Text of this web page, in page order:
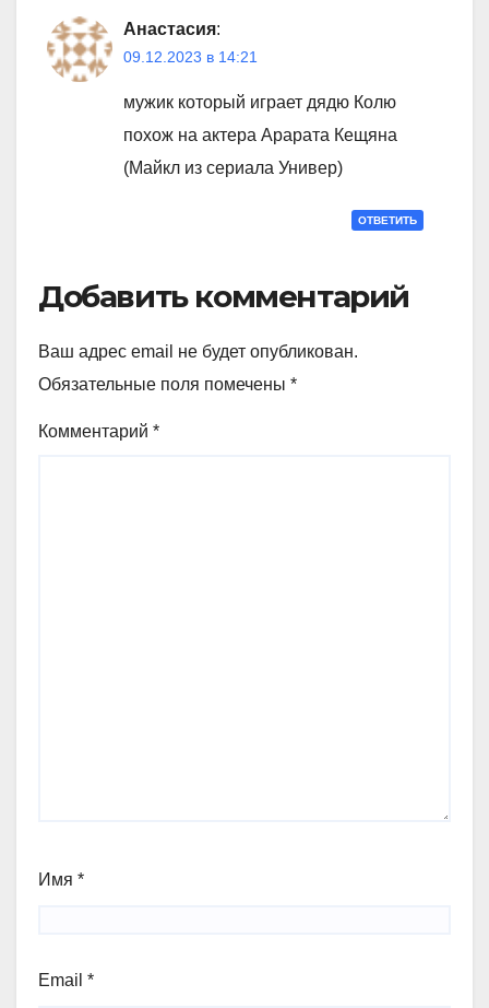
Анастасия:
09.12.2023 в 14:21
мужик который играет дядю Колю
похож на актера Арарата Кещяна
(Майкл из сериала Универ)
ОТВЕТИТЬ
Добавить комментарий
Ваш адрес email не будет опубликован.
Обязательные поля помечены *
Комментарий *
Имя *
Email *